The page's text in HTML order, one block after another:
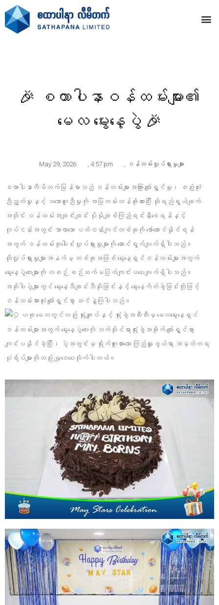
🎉 စထာပါနာဝန်ထမ်းများ၏
မေလ မွေးနေ့ပွဲ 🎉
May 29, 2026 4:57 pm ဝန်ထမ်းလှုပ်ရှားမှုများ
စထာပါနာလီမိတက်မြန်မာသည် ဝန်ထမ်းများအကြား ပျော်ရွှင်မှု၊ စည်းလုံး
ညီညွတ်မှုနှင့် သဘောတူညီမှုကို အမြဲတမ်းတန်ဖိုးထားပြီး ထိုရည်ရွယ်ချက်
အတိုင်း ဝန်ထမ်းအချင်းချင်း ပိုမိုချစ်ကြည်ရင်းနှီးစေရန်နှင့်
လုပ်ငန်းအတွင်း သာယာသော ပတ်ဝန်းကျင်တစ်ခုကို ဖော်ဆောင်နိုင်ရန်
အတွက် ဝန်ထမ်းစုပေါင်းလှုပ်ရှားမှုများကို ဆောင်ရွက်လျက်ရှိပါသည်။
ထိုလှုပ်ရှားမှုများအနက်မှ တစ်ခုအဖြစ် မွေးနေ့ရှင်ဝန်ထမ်းများအတွက်
မွေးနေ့ပွဲလေးများကို လစဉ် စဉ်ဆက်မပြတ်ကျင်းပပေးလျက်ရှိပါသည်။
အဆိုပါပွဲများတွင် မွေးနေ့သီချင်းသီဆိုခြင်းနှင့် မွေးနေ့ကိတ်ခွဲခြင်းတို့ဖြင့်
ဝန်ထမ်းအားလုံး ပျော်ရွှင်စွာ ဆင်နွှဲကြပါသည်။
ယခု ‌မေလတွင်လည်း ရုံးချုပ်နှင့် ရုံးခွဲအသီးသီးမှ ‌မေလမွေးနေ့ရှင်
ဝန်ထမ်းများအတွက် မွေးနေ့ပွဲလေးကို သက်ဆိုင်ရာရုံးခွဲအခိုက် ပျော်ရွှင်စွာ
ကျင်းပနိုင်ခဲ့ပြီး၊ ပွဲအတွင်းမှ ရိုက်ကူးထားသော ကြည်နူးဖွယ်ရာ အမှတ်တရ
ပုံရိပ်များကိုလည်း မျှဝေပေးလိုက်ပါတယ်။